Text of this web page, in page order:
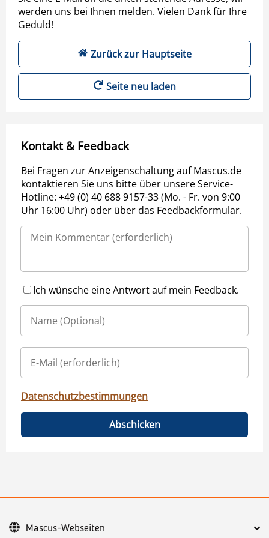
werden uns bei Ihnen melden. Vielen Dank für Ihre
Geduld!
Zurück zur Hauptseite
Seite neu laden
Kontakt & Feedback
Bei Fragen zur Anzeigenschaltung auf Mascus.de
kontaktieren Sie uns bitte über unsere Service-
Hotline: +49 (0) 40 688 9157-33 (Mo. - Fr. von 9:00
Uhr 16:00 Uhr) oder über das Feedbackformular.
Ich wünsche eine Antwort auf mein Feedback.
Datenschutzbestimmungen
Abschicken
Mascus-Webseiten